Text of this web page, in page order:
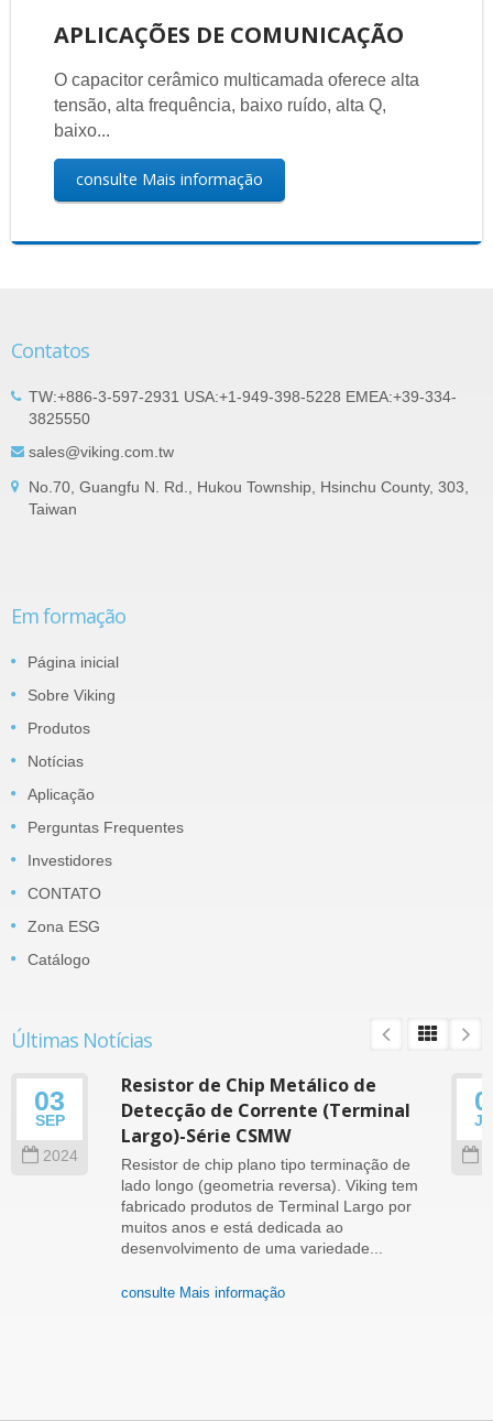
APLICAÇÕES DE COMUNICAÇÃO
O capacitor cerâmico multicamada oferece alta
tensão, alta frequência, baixo ruído, alta Q,
baixo...
consulte Mais informação
Contatos
TW:+886-3-597-2931 USA:+1-949-398-5228 EMEA:+39-334-
3825550
sales@viking.com.tw
No.70, Guangfu N. Rd., Hukou Township, Hsinchu County, 303,
Taiwan
Em formação
Página inicial
Sobre Viking
Produtos
Notícias
Aplicação
Perguntas Frequentes
Investidores
CONTATO
Zona ESG
Catálogo
Últimas Notícias
03
SEP
2024
Resistor de Chip Metálico de
Detecção de Corrente (Terminal
Largo)-Série CSMW
Resistor de chip plano tipo terminação de
lado longo (geometria reversa). Viking tem
fabricado produtos de Terminal Largo por
muitos anos e está dedicada ao
desenvolvimento de uma variedade...
consulte Mais informação